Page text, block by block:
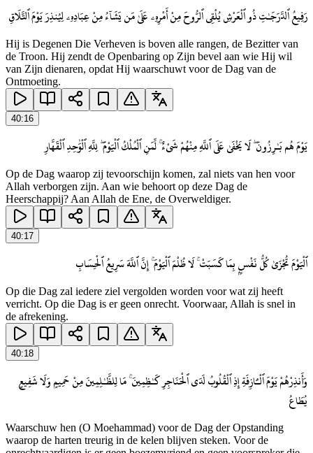
رَفِيعُ ٱلدَّرَجَـٰتِ ذُو ٱلْعَرْشِ يُلْقِى ٱلرُّوحَ مِنْ أَمْرِهِۦ عَلَىٰ مَن يَشَآءُ مِنْ عِبَادِهِۦ لِيُنذِرَ يَوْمَ ٱلتَّلَاقِ
Hij is Degenen Die Verheven is boven alle rangen, de Bezitter van
de Troon. Hij zendt de Openbaring op Zijn bevel aan wie Hij wil
van Zijn dienaren, opdat Hij waarschuwt voor de Dag van de
Ontmoeting.
40:16
يَوْمَ هُم بَـٰرِزُونَ ۖ لَا يَخْفَىٰ عَلَى ٱللَّهِ مِنْهُمْ شَىْءٌ ۚ لِّمَنِ ٱلْمُلْكُ ٱلْيَوْمَ ۖ لِلَّهِ ٱلْوَٰحِدِ ٱلْقَهَّارِ
Op de Dag waarop zij tevoorschijn komen, zal niets van hen voor
Allah verborgen zijn. Aan wie behoort op deze Dag de
Heerschappij? Aan Allah de Ene, de Overweldiger.
40:17
ٱلْيَوْمَ تُجْزَىٰ كُلُّ نَفْسٍۭ بِمَا كَسَبَتْ ۚ لَا ظُلْمَ ٱلْيَوْمَ ۚ إِنَّ ٱللَّهَ سَرِيعُ ٱلْحِسَابِ
Op die Dag zal iedere ziel vergolden worden voor wat zij heeft
verricht. Op die Dag is er geen onrecht. Voorwaar, Allah is snel in
de afrekening.
40:18
وَأَنذِرْهُمْ يَوْمَ ٱلْـَٔازِفَةِ إِذِ ٱلْقُلُوبُ لَدَى ٱلْحَنَاجِرِ كَـٰظِمِينَ ۚ مَا لِلظَّـٰلِمِينَ مِنْ حَمِيمٍ وَلَا شَفِيعٍ
يُطَاعُ
Waarschuw hen (O Moehammad) voor de Dag der Opstanding
waarop de harten treurig in de kelen blijven steken. Voor de